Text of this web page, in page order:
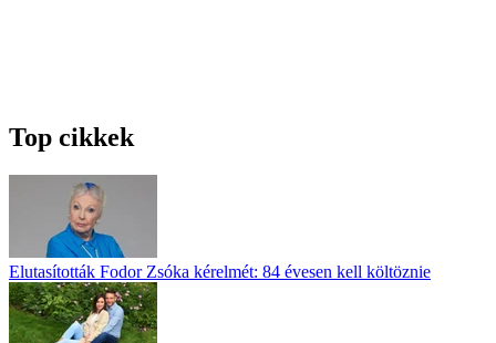
Top cikkek
Elutasították Fodor Zsóka kérelmét: 84 évesen kell költöznie